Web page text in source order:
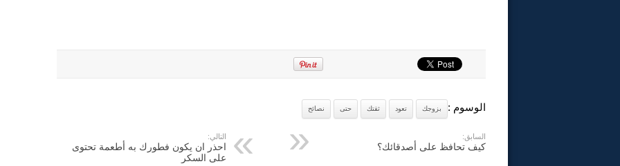
الوسوم : بزوجك تعود ثقتك حتى نصائح
السابق:
كيف تحافظ على أصدقائك؟
التالي:
احذر ان يكون فطورك به أطعمة تحتوى
على السكر